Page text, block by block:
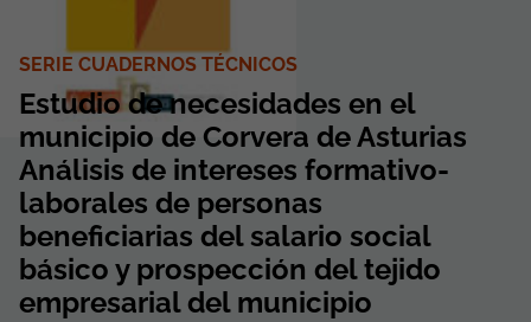
SERIE CUADERNOS TÉCNICOS
Estudio de necesidades en el
municipio de Corvera de Asturias
Análisis de intereses formativo-
laborales de personas
beneficiarias del salario social
básico y prospección del tejido
empresarial del municipio